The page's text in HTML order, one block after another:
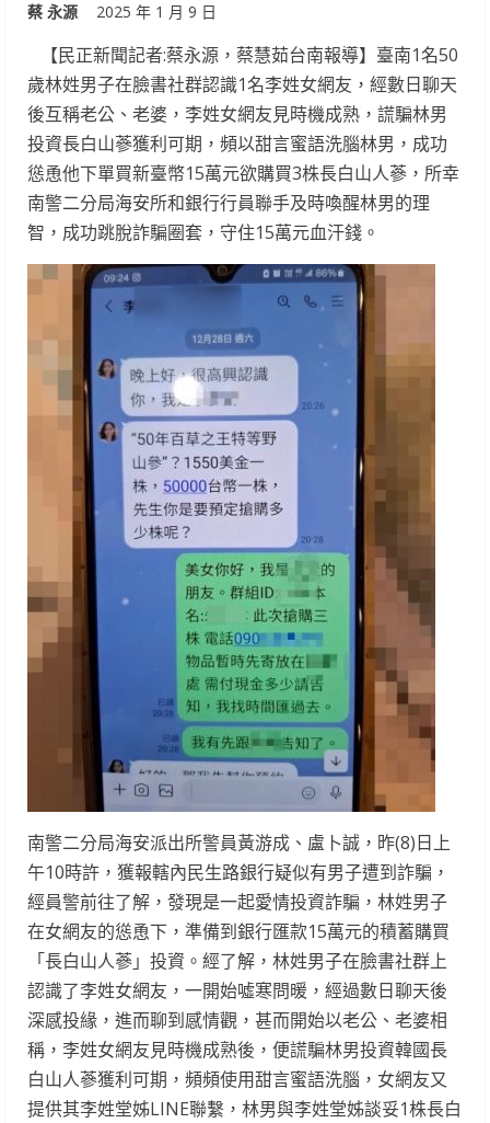
蔡 永源 2025 年 1 月 9 日
【民正新聞記者:蔡永源，蔡慧茹台南報導】臺南1名50
歲林姓男子在臉書社群認識1名李姓女網友，經數日聊天
後互稱老公、老婆，李姓女網友見時機成熟，謊騙林男
投資長白山蔘獲利可期，頻以甜言蜜語洗腦林男，成功
慫恿他下單買新臺幣15萬元欲購買3株長白山人蔘，所幸
南警二分局海安所和銀行行員聯手及時喚醒林男的理
智，成功跳脫詐騙圈套，守住15萬元血汗錢。
南警二分局海安派出所警員黃游成、盧卜誠，昨(8)日上
午10時許，獲報轄內民生路銀行疑似有男子遭到詐騙，
經員警前往了解，發現是一起愛情投資詐騙，林姓男子
在女網友的慫恿下，準備到銀行匯款15萬元的積蓄購買
「長白山人蔘」投資。經了解，林姓男子在臉書社群上
認識了李姓女網友，一開始噓寒問暖，經過數日聊天後
深感投緣，進而聊到感情觀，甚而開始以老公、老婆相
稱，李姓女網友見時機成熟後，便謊騙林男投資韓國長
白山人蔘獲利可期，頻頻使用甜言蜜語洗腦，女網友又
提供其李姓堂姊LINE聯繫，林男與李姓堂姊談妥1株長白